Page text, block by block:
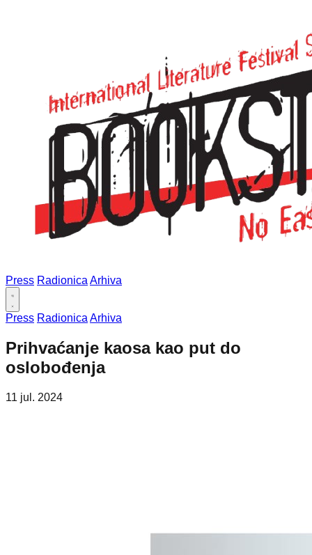
Press Radionica Arhiva
Press Radionica Arhiva
Prihvaćanje kaosa kao put do
oslobođenja
11 jul. 2024